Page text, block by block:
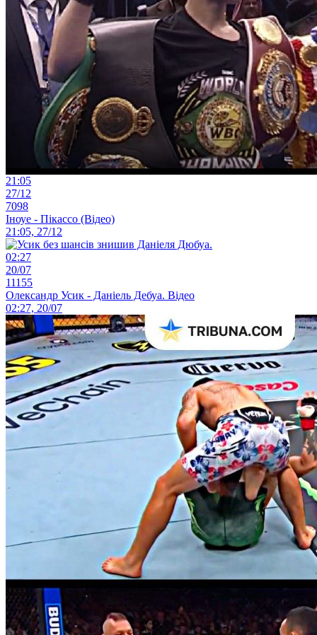
21:05
27/12
7098
Іноуе - Пікассо (Відео)
21:05, 27/12
02:27
20/07
11155
Олександр Усик - Даніель Дебуа. Відео
02:27, 20/07